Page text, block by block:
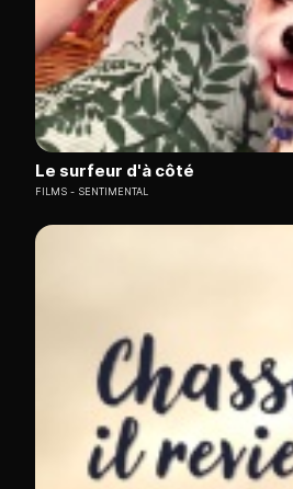
Le surfeur d'à côté
FILMS SENTIMENTAL